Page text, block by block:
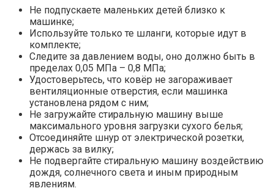
Не подпускаете маленьких детей близко к
машинке;
Используйте только те шланги, которые идут в
комплекте;
Следите за давлением воды, оно должно быть в
пределах 0,05 МПа – 0,8 МПа;
Удостоверьтесь, что ковёр не загораживает
вентиляционные отверстия, если машинка
установлена рядом с ним;
Не загружайте стиральную машину выше
максимального уровня загрузки сухого белья;
Отсоединяйте шнур от электрической розетки,
держась за вилку;
Не подвергайте стиральную машину воздействию
дождя, солнечного света и иным природным
явлениям.